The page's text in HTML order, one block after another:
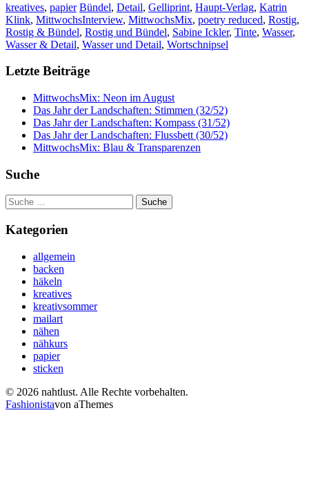
kreatives, papier Bündel, Detail, Gelliprint, Haupt-Verlag, Katrin
Klink, MittwochsInterview, MittwochsMix, poetry reduced, Rostig,
Rostig & Bündel, Rostig und Bündel, Sabine Ickler, Tinte, Wasser,
Wasser & Detail, Wasser und Detail, Wortschnipsel
Letzte Beiträge
MittwochsMix: Neon im August
Das Jahr der Landschaften: Stimmen (32/52)
Das Jahr der Landschaften: Kompass (31/52)
Das Jahr der Landschaften: Flussbett (30/52)
MittwochsMix: Blau & Transparenzen
Suche
Suche
nach:
Kategorien
allgemein
backen
häkeln
kreatives
kreativsommer
mailart
nähen
nähkurs
papier
sticken
© 2026 nahtlust. Alle Rechte vorbehalten.
Fashionistavon aThemes